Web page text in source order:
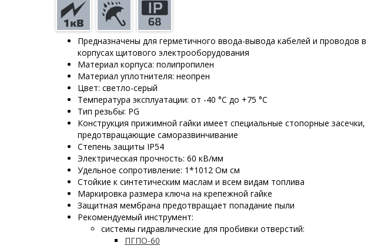
Предназначены для герметичного ввода-вывода кабелей и проводов в
корпусах щитового электрооборудования
Материал корпуса: полипропилен
Материал уплотнителя: неопрен
Цвет: светло-серый
Температура эксплуатации: от -40 °С до +75 °С
Тип резьбы: PG
Конструкция прижимной гайки имеет специальные стопорные засечки,
предотвращающие саморазвинчивание
Степень защиты IP54
Электрическая прочность: 60 кВ/мм
Удельное сопротивление: 1*1012 Ом см
Стойкие к синтетическим маслам и всем видам топлива
Маркировка размера ключа на крепежной гайке
Защитная мембрана предотвращает попадание пыли
Рекомендуемый инструмент:
системы гидравлические для пробивки отверстий:
ПГПО-60